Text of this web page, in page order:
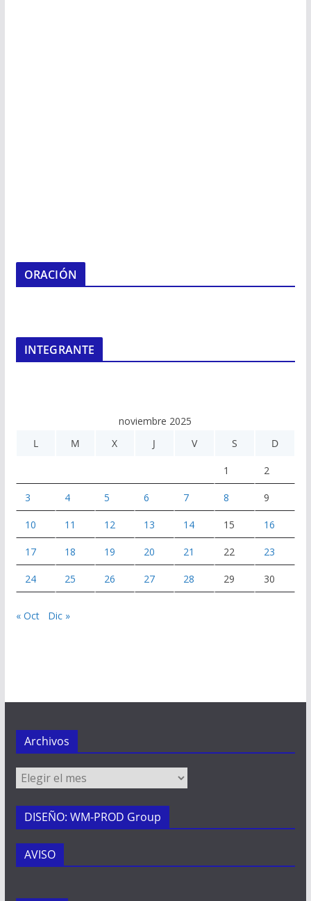
ORACIÓN
INTEGRANTE
noviembre 2025
L
M X J V S D
1 2
3 4 5 6 7 8 9
10 11 12 13 14 15 16
17 18 19 20 21 22 23
24 25 26 27 28 29 30
« Oct Dic »
Archivos
Archivos
DISEÑO: WM-PROD Group
AVISO